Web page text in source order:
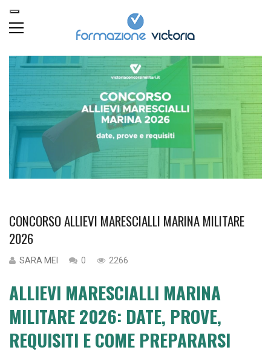
CONCORSO ALLIEVI MARESCIALLI MARINA MILITARE
2026
SARA MEI 0 2266
ALLIEVI MARESCIALLI MARINA
MILITARE 2026: DATE, PROVE,
REQUISITI E COME PREPARARSI